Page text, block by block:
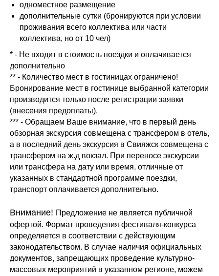
одноместное размещение
дополнительные сутки (бронируются при условии
проживания всего коллектива или части
коллектива, но от 10 чел)
* - Не входит в стоимость поездки и оплачивается
дополнительно
** - Количество мест в гостиницах ограничено!
Бронирование мест в гостинице выбранной категории
производится только после регистрации заявки
(внесения предоплаты).
*** - Обращаем Ваше внимание, что в первый день
обзорная экскурсия совмещена с трансфером в отель,
а в последний день экскурсия в Свияжск совмещена с
трансфером на ж.д вокзал. При переносе экскурсии
или трансфера на дату или время, отличные от
указанных в стандартной программе поездки,
транспорт оплачивается дополнительно.
Внимание! Предложение не является публичной
офертой. Формат проведения фестиваля-конкурса
определяется в соответствии с действующим
законодательством. В случае наличия официальных
документов, запрещающих проведение культурно-
массовых мероприятий в указанном регионе, можем